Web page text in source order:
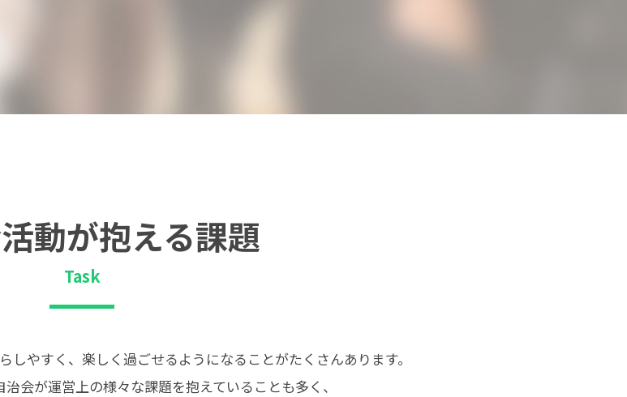
動が抱える課題
Task
しやすく、楽しく過ごせるようになることがたくさんあります。
会が運営上の様々な課題を抱えていることも多く、